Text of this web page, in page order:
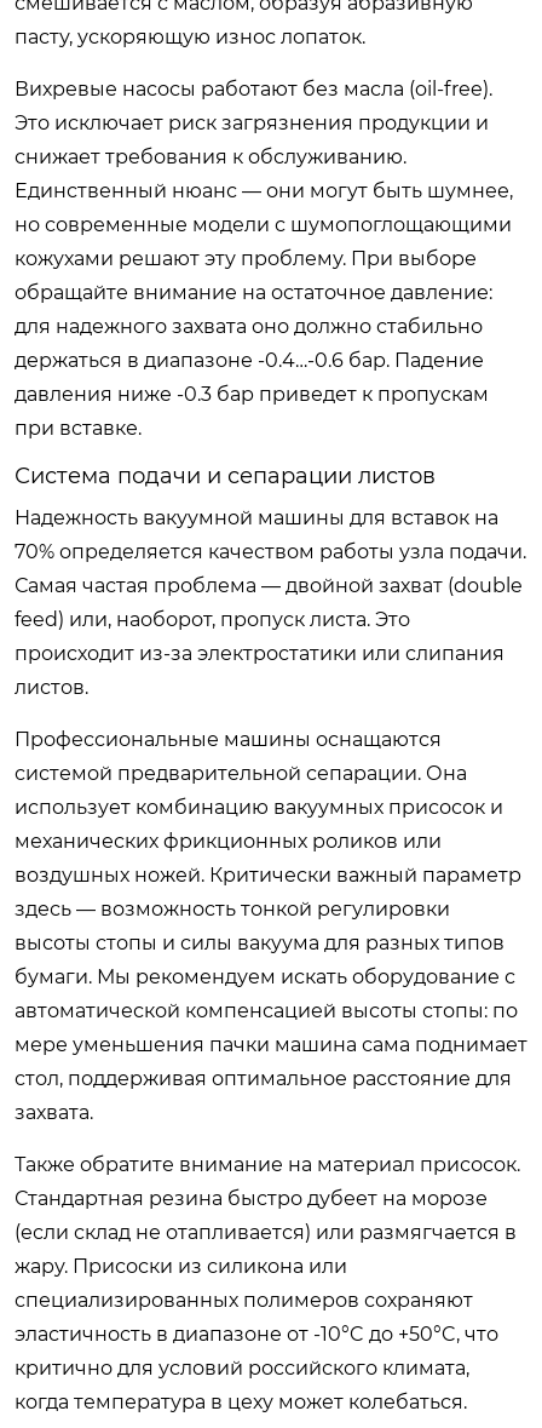
пасту, ускоряющую износ лопаток.
Вихревые насосы работают без масла (oil-free).
Это исключает риск загрязнения продукции и
снижает требования к обслуживанию.
Единственный нюанс — они могут быть шумнее,
но современные модели с шумопоглощающими
кожухами решают эту проблему. При выборе
обращайте внимание на остаточное давление:
для надежного захвата оно должно стабильно
держаться в диапазоне -0.4…-0.6 бар. Падение
давления ниже -0.3 бар приведет к пропускам
при вставке.
Система подачи и сепарации листов
Надежность вакуумной машины для вставок на
70% определяется качеством работы узла подачи.
Самая частая проблема — двойной захват (double
feed) или, наоборот, пропуск листа. Это
происходит из-за электростатики или слипания
листов.
Профессиональные машины оснащаются
системой предварительной сепарации. Она
использует комбинацию вакуумных присосок и
механических фрикционных роликов или
воздушных ножей. Критически важный параметр
здесь — возможность тонкой регулировки
высоты стопы и силы вакуума для разных типов
бумаги. Мы рекомендуем искать оборудование с
автоматической компенсацией высоты стопы: по
мере уменьшения пачки машина сама поднимает
стол, поддерживая оптимальное расстояние для
захвата.
Также обратите внимание на материал присосок.
Стандартная резина быстро дубеет на морозе
(если склад не отапливается) или размягчается в
жару. Присоски из силикона или
специализированных полимеров сохраняют
эластичность в диапазоне от -10°C до +50°C, что
критично для условий российского климата,
когда температура в цеху может колебаться.